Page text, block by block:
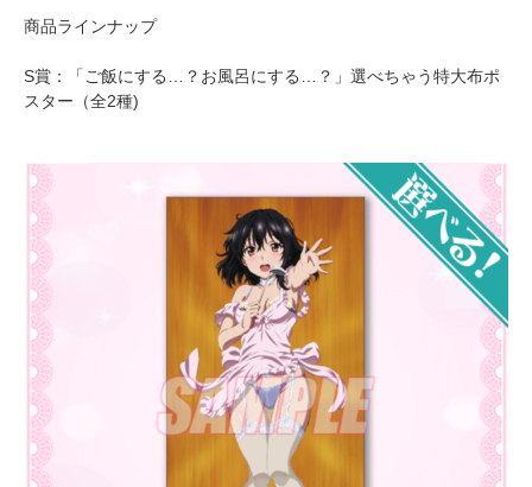
商品ラインナップ
S賞：「ご飯にする…？お風呂にする…？」選べちゃう特大布ポ
スター（全2種)